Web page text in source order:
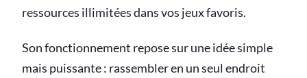
ressources illimitées dans vos jeux favoris.
Son fonctionnement repose sur une idée simple
mais puissante : rassembler en un seul endroit